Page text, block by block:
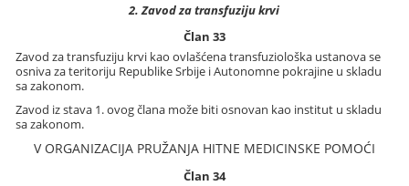
2. Zavod za transfuziju krvi
Član 33
Zavod za transfuziju krvi kao ovlašćena transfuziološka ustanova se
osniva za teritoriju Republike Srbije i Autonomne pokrajine u skladu
sa zakonom.
Zavod iz stava 1. ovog člana može biti osnovan kao institut u skladu
sa zakonom.
V ORGANIZACIJA PRUŽANJA HITNE MEDICINSKE POMOĆI
Član 34